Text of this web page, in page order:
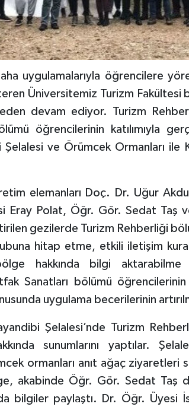
uygulamalarıyla öğrencilere
Üniversitemiz Turizm Fakültesi
devam ediyor. Turizm
öğrencilerinin katılımıyla
Şelalesi ve Örümcek Ormanları ile
elemanları Doç. Dr. Uğur
Eray Polat, Öğr. Gör. Sedat Taş
gezilerde Turizm Rehberliği
hitap etme, etkili iletişim
hakkında bilgi aktarabilme
Sanatları bölümü
uygulama becerilerinin
Şelalesi’nde Turizm
sunumlarını yaptılar.
ormanları anıt ağaç ziyaretleri
akabinde Öğr. Gör. Sedat Taş
bilgiler paylaştı. Dr. Öğr. Üyesi